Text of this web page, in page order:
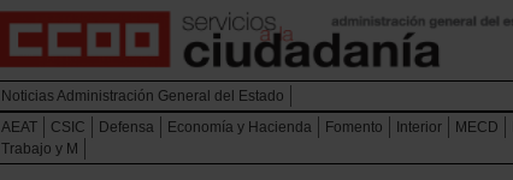
Noticias Administración General del Estado
AEAT
CSIC Defensa Economía y Hacienda Fomento Interior MECD
Trabajo y M